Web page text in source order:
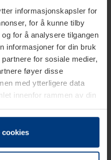
informasjonskapsler for
for å kunne tilby
for å analysere tilgangen
informasjoner for din bruk
for sosiale medier,
føyer disse
med ytterligere data
innenfor rammen av din
på din
nødvendig for drift av
når som helst endre eller
cookies